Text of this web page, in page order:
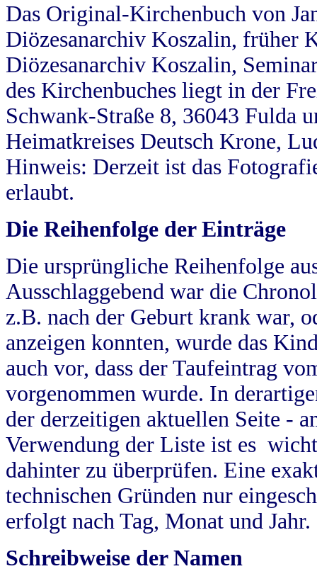
Das Original-Kirchenbuch von
Diözesanarchiv Koszalin, früher
Diözesanarchiv Koszalin,
des Kirchenbuches liegt in der
Schwank-Straße 8, 36043 Fulda
Heimatkreises Deutsch Krone,
Hinweis: Derzeit ist das
erlaubt.
Die Reihenfolge der Einträge
Die ursprüngliche Reihenfolge
Ausschlaggebend war die
z.B. nach der Geburt krank war,
anzeigen konnten, wurde das
auch vor, dass der Taufeintrag
vorgenommen wurde. In
der derzeitigen aktuellen Seite -
Verwendung der Liste ist es
dahinter zu überprüfen. Eine
technischen Gründen nur
erfolgt nach Tag, Monat und Jahr.
Schreibweise der Namen